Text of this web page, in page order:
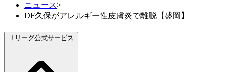
ニュース>
DF久保がアレルギー性皮膚炎で離脱【盛岡】
Ｊリーグ公式サービス